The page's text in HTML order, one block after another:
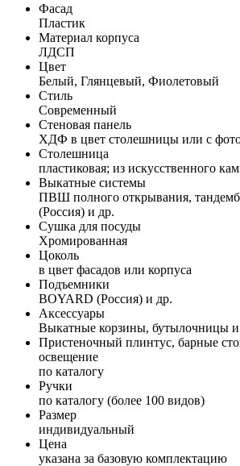
Фасад
Пластик
Материал корпуса
ЛДСП
Цвет
Белый, Глянцевый, Фиолетовый
Стиль
Современный
Стеновая панель
ХДФ в цвет столешницы или с
Столешница
пластиковая; из искусственного
Выкатные системы
ПВШ полного открывания,
(Россия) и др.
Сушка для посуды
Хромированная
Цоколь
в цвет фасадов или корпуса
Подъемники
BOYARD (Россия) и др.
Аксессуары
Выкатные корзины, бутылочницы и
Пристеночный плинтус, барные
освещение
по каталогу
Ручки
по каталогу (более 100 видов)
Размер
индивидуальный
Цена
указана за базовую комплектацию